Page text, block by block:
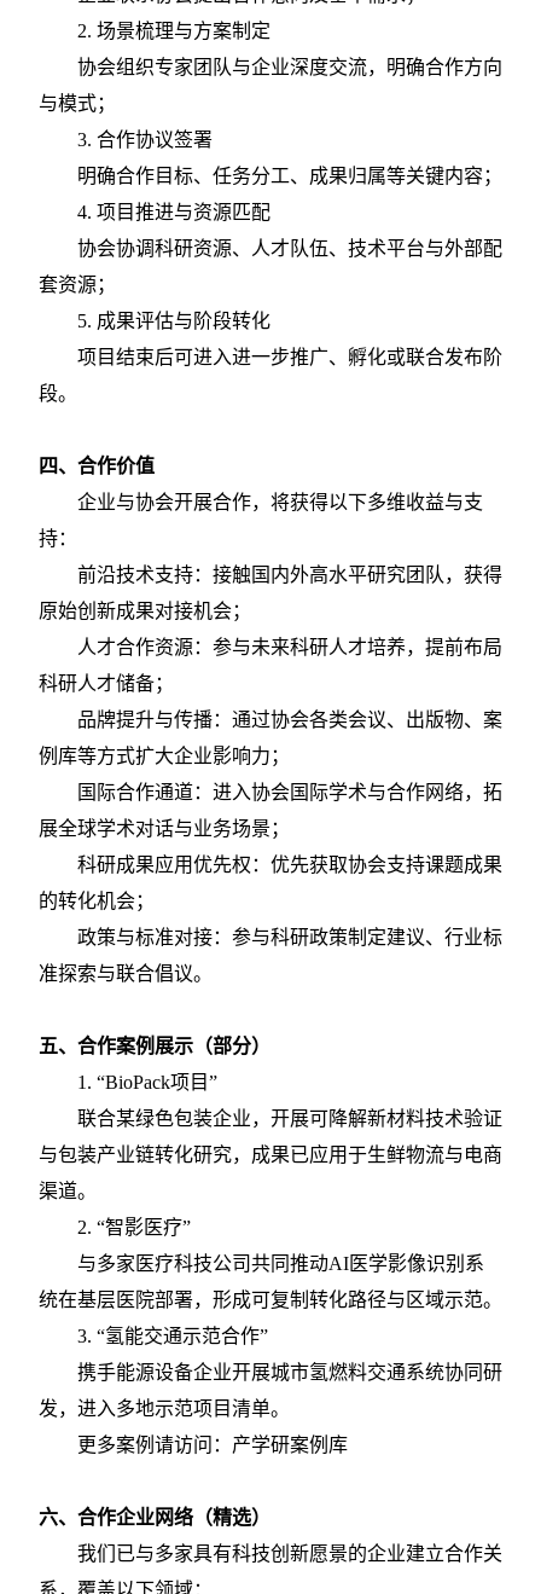
2. 场景梳理与方案制定
协会组织专家团队与企业深度交流，明确合作方向
与模式；
3. 合作协议签署
明确合作目标、任务分工、成果归属等关键内容；
4. 项目推进与资源匹配
协会协调科研资源、人才队伍、技术平台与外部配
套资源；
5. 成果评估与阶段转化
项目结束后可进入进一步推广、孵化或联合发布阶
段。
四、 合作价值
企业与协会开展合作，将获得以下多维收益与支
持：
前沿技术支持：接触国内外高水平研究团队，获得
原始创新成果对接机会；
人才合作资源：参与未来科研人才培养，提前布局
科研人才储备；
品牌提升与传播：通过协会各类会议、出版物、案
例库等方式扩大企业影响力；
国际合作通道：进入协会国际学术与合作网络，拓
展全球学术对话与业务场景；
科研成果应用优先权：优先获取协会支持课题成果
的转化机会；
政策与标准对接：参与科研政策制定建议、行业标
准探索与联合倡议。
五、 合作案例展示（部分）
1. “BioPack项目”
联合某绿色包装企业，开展可降解新材料技术验证
与包装产业链转化研究，成果已应用于生鲜物流与电商
渠道。
2. “智影医疗”
与多家医疗科技公司共同推动AI医学影像识别系
统在基层医院部署，形成可复制转化路径与区域示范。
3. “氢能交通示范合作”
携手能源设备企业开展城市氢燃料交通系统协同研
发，进入多地示范项目清单。
更多案例请访问：产学研案例库
六、 合作企业网络（精选）
我们已与多家具有科技创新愿景的企业建立合作关